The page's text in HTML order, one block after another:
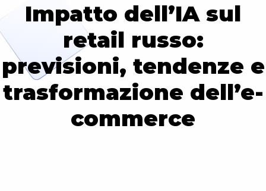
Impatto dell’IA sul
retail russo:
previsioni, tendenze e
trasformazione dell’e-
commerce